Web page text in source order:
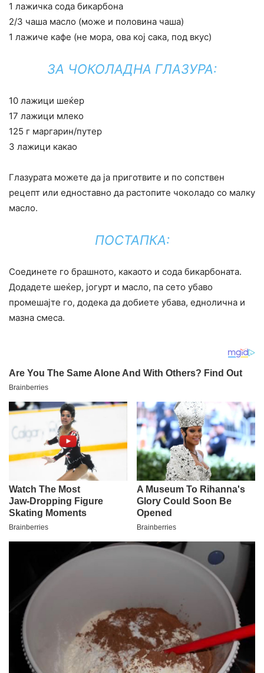
1 лажичка сода бикарбона
2/3 чаша масло (може и половина чаша)
1 лажиче кафе (не мора, ова кој сака, под вкус)
ЗА ЧОКОЛАДНА ГЛАЗУРА:
10 лажици шеќер
17 лажици млеко
125 г маргарин/путер
3 лажици какао
Глазурата можете да ја приготвите и по сопствен
рецепт или едноставно да растопите чоколадо со малку
масло.
ПОСТАПКА:
Соединете го брашното, какаото и сода бикарбоната.
Додадете шеќер, јогурт и масло, па сето убаво
промешајте го, додека да добиете убава, еднолична и
мазна смеса.